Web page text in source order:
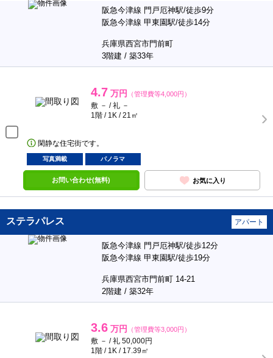
阪急今津線 門戸厄神駅/徒歩9分
阪急今津線 甲東園駅/徒歩14分
兵庫県西宮市門前町
3階建 / 築33年
4.7 万円 （管理費等4,000円）
敷 － / 礼 －
1階 / 1K / 21㎡
閑静な住宅街です。
写真満載 パノラマ
お問い合わせ(無料) お気に入り
ステラパレス アパート
阪急今津線 門戸厄神駅/徒歩12分
阪急今津線 甲東園駅/徒歩19分
兵庫県西宮市門前町 14-21
2階建 / 築32年
3.6 万円 （管理費等3,000円）
敷 － / 礼 50,000円
1階 / 1K / 17.39㎡